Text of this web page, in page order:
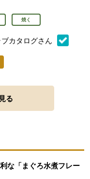
焼く
カタログさん
：ト：
る
な「まぐろ水煮フレー